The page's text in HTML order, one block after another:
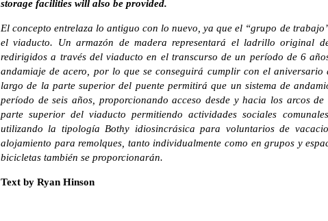
storage facilities will also be provided.
El concepto entrelaza lo antiguo con lo nuevo, ya que el “grupo de
el viaducto. Un armazón de madera representará el ladrillo original
redirigidos a través del viaducto en el transcurso de un período de 6
andamiaje de acero, por lo que se conseguirá cumplir con el
largo de la parte superior del puente permitirá que un sistema de
período de seis años, proporcionando acceso desde y hacia los arcos
parte superior del viaducto permitiendo actividades sociales
utilizando la tipología Bothy idiosincrásica para voluntarios de
alojamiento para remolques, tanto individualmente como en grupos y
bicicletas también se proporcionarán.
Text by Ryan Hinson